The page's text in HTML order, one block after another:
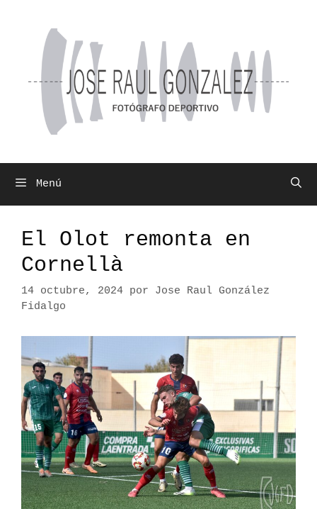
contenido
Menú
El Olot remonta en
Cornellà
14 octubre, 2024 por Jose Raul González
Fidalgo